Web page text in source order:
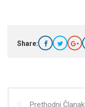
Share:
Prethodni Članak